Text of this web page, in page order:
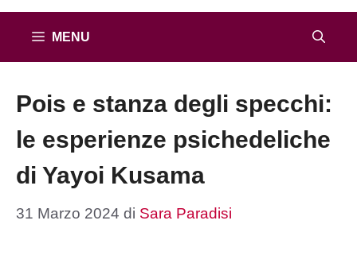
MENU
Pois e stanza degli specchi:
le esperienze psichedeliche
di Yayoi Kusama
31 Marzo 2024 di Sara Paradisi